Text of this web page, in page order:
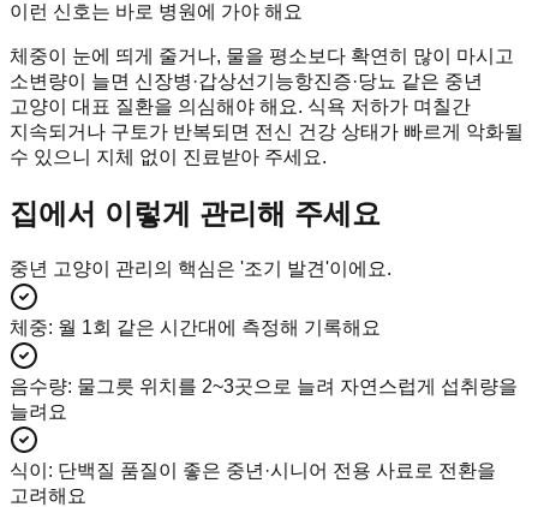
이런 신호는 바로 병원에 가야 해요
체중이 눈에 띄게 줄거나, 물을 평소보다 확연히 많이 마시고
소변량이 늘면 신장병·갑상선기능항진증·당뇨 같은 중년
고양이 대표 질환을 의심해야 해요. 식욕 저하가 며칠간
지속되거나 구토가 반복되면 전신 건강 상태가 빠르게 악화될
수 있으니 지체 없이 진료받아 주세요.
집에서 이렇게 관리해 주세요
중년 고양이 관리의 핵심은 '조기 발견'이에요.
체중: 월 1회 같은 시간대에 측정해 기록해요
음수량: 물그릇 위치를 2~3곳으로 늘려 자연스럽게 섭취량을
늘려요
식이 : 단백질 품질이 좋은 중년·시니어 전용 사료로 전환을
고려해요